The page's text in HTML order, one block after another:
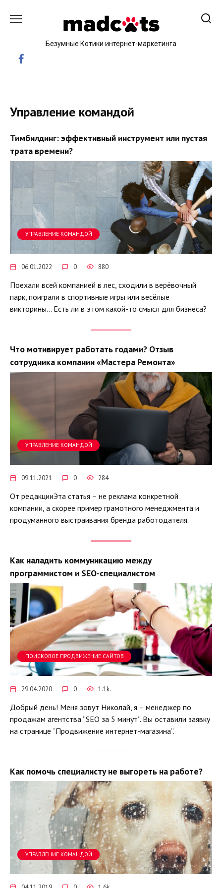
Безумные Котики интернет-маркетинга
Управление командой
Тимбилдинг: эффективный инструмент или пустая
трата времени?
УПРАВЛЕНИЕ КОМАНДОЙ
06.01.2022 0 880
Поехали всей компанией в лес, сходили в верёвочный
парк, поиграли в спортивные игры или весёлые
викторины… Есть ли в этом какой-то смысл для бизнеса?
Что мотивирует работать годами? Отзыв
сотрудника компании «Мастера Ремонта»
УПРАВЛЕНИЕ КОМАНДОЙ
09.11.2021 0 284
От редакцииЭта статья – не реклама конкретной
компании, а скорее пример грамотного менеджмента и
продуманного выстраивания бренда работодателя.
Как наладить коммуникацию между
программистом и SEO-специалистом
ПОИСКОВОЕ ПРОДВИЖЕНИЕ САЙТОВ
29.04.2020 0 1.1k.
Добрый день! Меня зовут Николай, я – менеджер по
продажам агентства “SEO за 5 минут”. Вы оставили заявку
на странице “Продвижение интернет-магазина”.
Как помочь специалисту не выгореть на работе?
УПРАВЛЕНИЕ КОМАНДОЙ